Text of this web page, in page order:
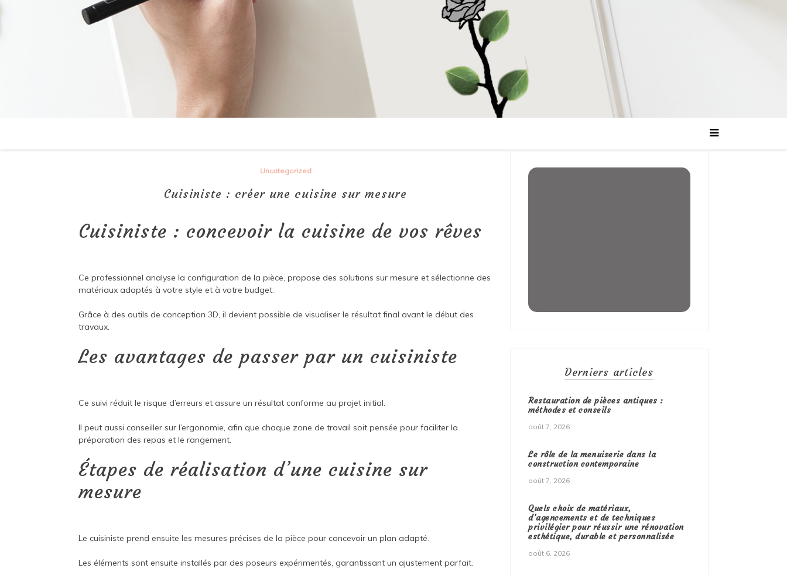
Uncategorized
Cuisiniste : créer une cuisine sur mesure
Cuisiniste : concevoir la cuisine de vos rêves
Ce professionnel analyse la configuration de la pièce, propose des solutions sur mesure et sélectionne des
matériaux adaptés à votre style et à votre budget.
Grâce à des outils de conception 3D, il devient possible de visualiser le résultat final avant le début des
travaux.
Les avantages de passer par un cuisiniste
Ce suivi réduit le risque d’erreurs et assure un résultat conforme au projet initial.
Il peut aussi conseiller sur l’ergonomie, afin que chaque zone de travail soit pensée pour faciliter la
préparation des repas et le rangement.
Étapes de réalisation d’une cuisine sur
mesure
Le cuisiniste prend ensuite les mesures précises de la pièce pour concevoir un plan adapté.
Les éléments sont ensuite installés par des poseurs expérimentés, garantissant un ajustement parfait.
Derniers articles
Restauration de pièces antiques :
méthodes et conseils
août 7, 2026
Le rôle de la menuiserie dans la
construction contemporaine
août 7, 2026
Quels choix de matériaux,
d’agencements et de techniques
privilégier pour réussir une rénovation
esthétique, durable et personnalisée
août 6, 2026